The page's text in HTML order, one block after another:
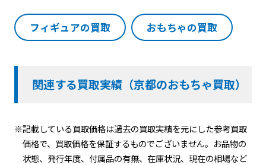
フィギュアの買取 おもちゃの買取
関連する買取実績（京都のおもちゃ買取）
※記載している買取価格は過去の買取実績を元にした参考買取
価格で、買取価格を保証するものでございません。お品物の
状態、発行年度、付属品の有無、在庫状況、現在の相場など